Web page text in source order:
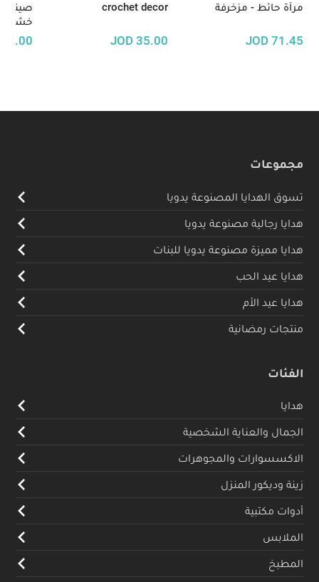
مرآة حائط - مزخرفة
71.45
JOD
crochet decor
35.00
JOD
خشب
30.00
مجموعات
تسوق الهدايا المصنوعة يدويا
هدايا رجالية مصنوعة يدويا
هدايا مميزة مصنوعة يدويا للبنات
هدايا عيد الحب
هدايا عيد الأم
منتجات رمضانية
الفئات
هدايا
الجمال والعناية الشخصية
الاكسسوارات والمجوهرات
زينة وديكور المنزل
أدوات مكتبية
الملابس
المطبخ